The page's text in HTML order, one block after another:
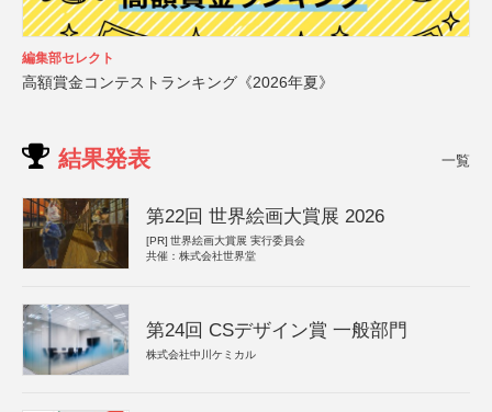
編集部セレクト
高額賞金コンテストランキング《2026年夏》
結果発表 一覧
第22回 世界絵画大賞展 2026
[PR] 世界絵画大賞展 実行委員会
共催：株式会社世界堂
第24回 CSデザイン賞 一般部門
株式会社中川ケミカル